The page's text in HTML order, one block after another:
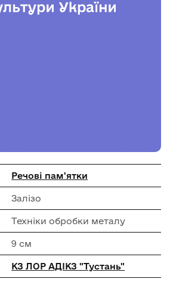
Речові пам'ятки
Залізо
Техніки обробки металу
9 см
КЗ ЛОР АДІКЗ "Тустань"